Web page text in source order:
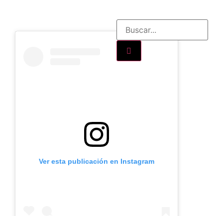
Ver esta publicación en Instagram